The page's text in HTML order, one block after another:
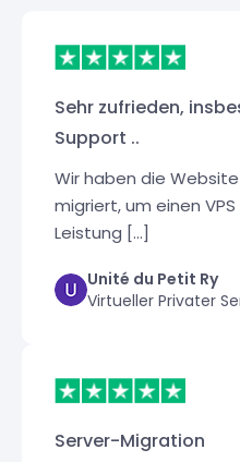
Sehr zufrieden,
Support ..
Wir haben die Website
migriert, um einen
Leistung [...]
Unité du Petit Ry
Virtueller Privater
Server-Migration